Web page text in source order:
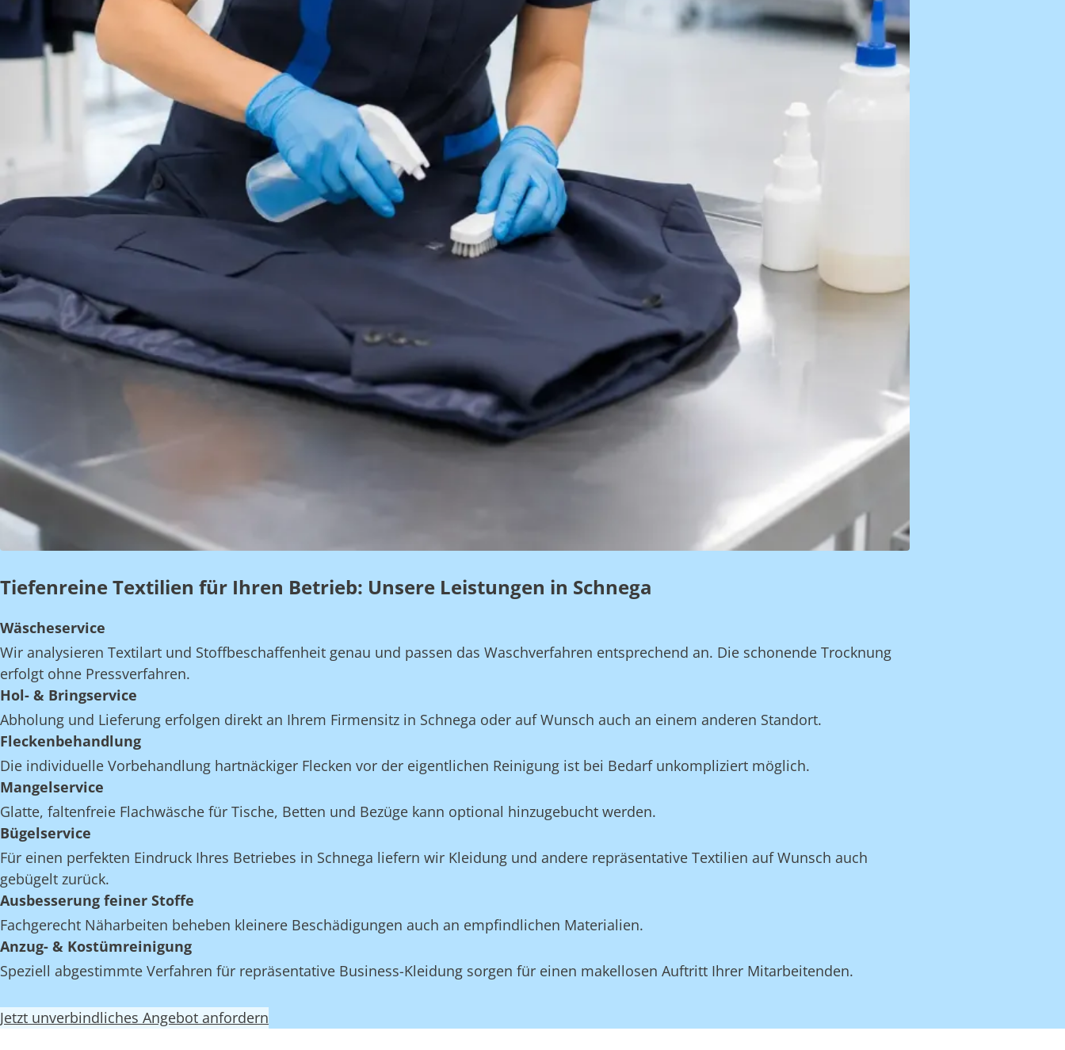
Tiefenreine Textilien für Ihren Betrieb: Unsere Leistungen in Schnega
Wäscheservice
Wir analysieren Textilart und Stoffbeschaffenheit genau und passen das Waschverfahren entsprechend an. Die schonende Trocknung
erfolgt ohne Pressverfahren.
Hol- & Bringservice
Abholung und Lieferung erfolgen direkt an Ihrem Firmensitz in Schnega oder auf Wunsch auch an einem anderen Standort.
Fleckenbehandlung
Die individuelle Vorbehandlung hartnäckiger Flecken vor der eigentlichen Reinigung ist bei Bedarf unkompliziert möglich.
Mangelservice
Glatte, faltenfreie Flachwäsche für Tische, Betten und Bezüge kann optional hinzugebucht werden.
Bügelservice
Für einen perfekten Eindruck Ihres Betriebes in Schnega liefern wir Kleidung und andere repräsentative Textilien auf Wunsch auch
gebügelt zurück.
Ausbesserung feiner Stoffe
Fachgerecht Näharbeiten beheben kleinere Beschädigungen auch an empfindlichen Materialien.
Anzug- & Kostümreinigung
Speziell abgestimmte Verfahren für repräsentative Business-Kleidung sorgen für einen makellosen Auftritt Ihrer Mitarbeitenden.
Jetzt unverbindliches Angebot anfordern